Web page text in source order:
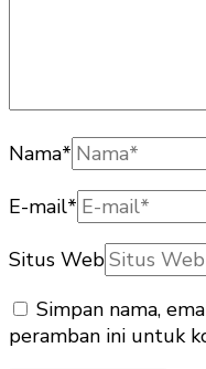
Nama*
E-mail*
Situs Web
Simpan nama,
peramban ini untuk